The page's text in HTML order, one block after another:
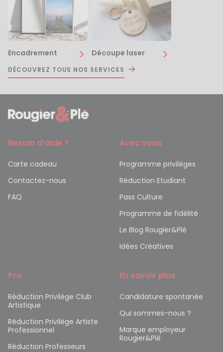
Encadrement Découpe laser
DÉCOUVREZ TOUS NOS SERVICES
Besoin d’aide ?
Carte cadeau
Contactez-nous
FAQ
Avec vous
Programme privilèges
Réduction Etudiant
Pass Culture
Programme de fidélité
Le Blog Rougier&Plé
Idées Créatives
Pro
Réduction Privilège Club
Artistique
Réduction Privilège Artiste
Professionnel
Réduction Professeurs
En savoir plus
Candidature spontanée
Qui sommes-nous ?
Marque employeur
Rougier&Plé